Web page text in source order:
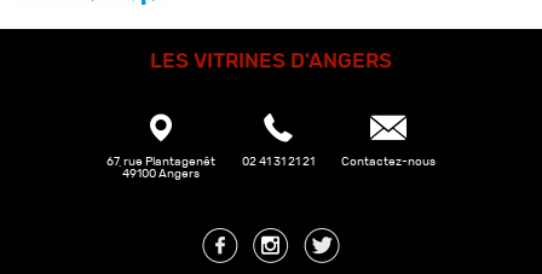
LES VITRINES D'ANGERS
67, rue Plantagenêt
49100 Angers
02 41 31 21 21 Contactez-nous